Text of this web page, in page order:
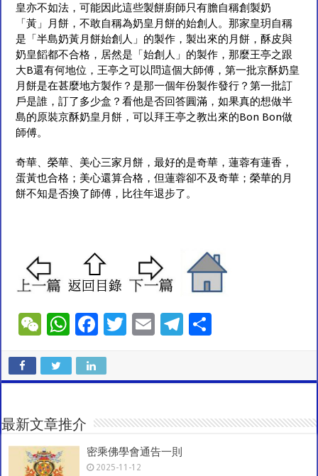
皇亦不如法，可能因此這些製餅廚師只有膽自稱創製奶
「黃」月餅，不敢自稱為奶皇月餅的始創人。那家皇玥自稱
是「半島奶黃月餅始創人」的製作，製出來的月餅，酥皮與
奶皇饀都不合格，居然是「始創人」的製作，那麼王亭之跟
大B還有何地位，王亭之可以問這個大師傅，第一批京酥奶皇
月餅是在甚麼地方製作？是那一個年份製作發行？第一批訂
戶是誰，訂了多少盒？看他是否回答圓滿，如果真的想做半
島的原裝京酥奶皇月餅，可以拜王亭之教出來的Bon Bon做
師傅。
奇華、榮華、美心三家月餅，最好的是奇華，蓮蓉有蓮香，
蛋黃也合格；美心還算合格，但蓮蓉卻不及奇華；榮華的月
餅不知是否換了師傅，比往年退步了。
W
C
h
at
W
at
sA
p
p
F
e
b
o
k
T
er
E
l
T
gr
a
e
最新文章推介
密乘佛學會通告一則
2025-11-12